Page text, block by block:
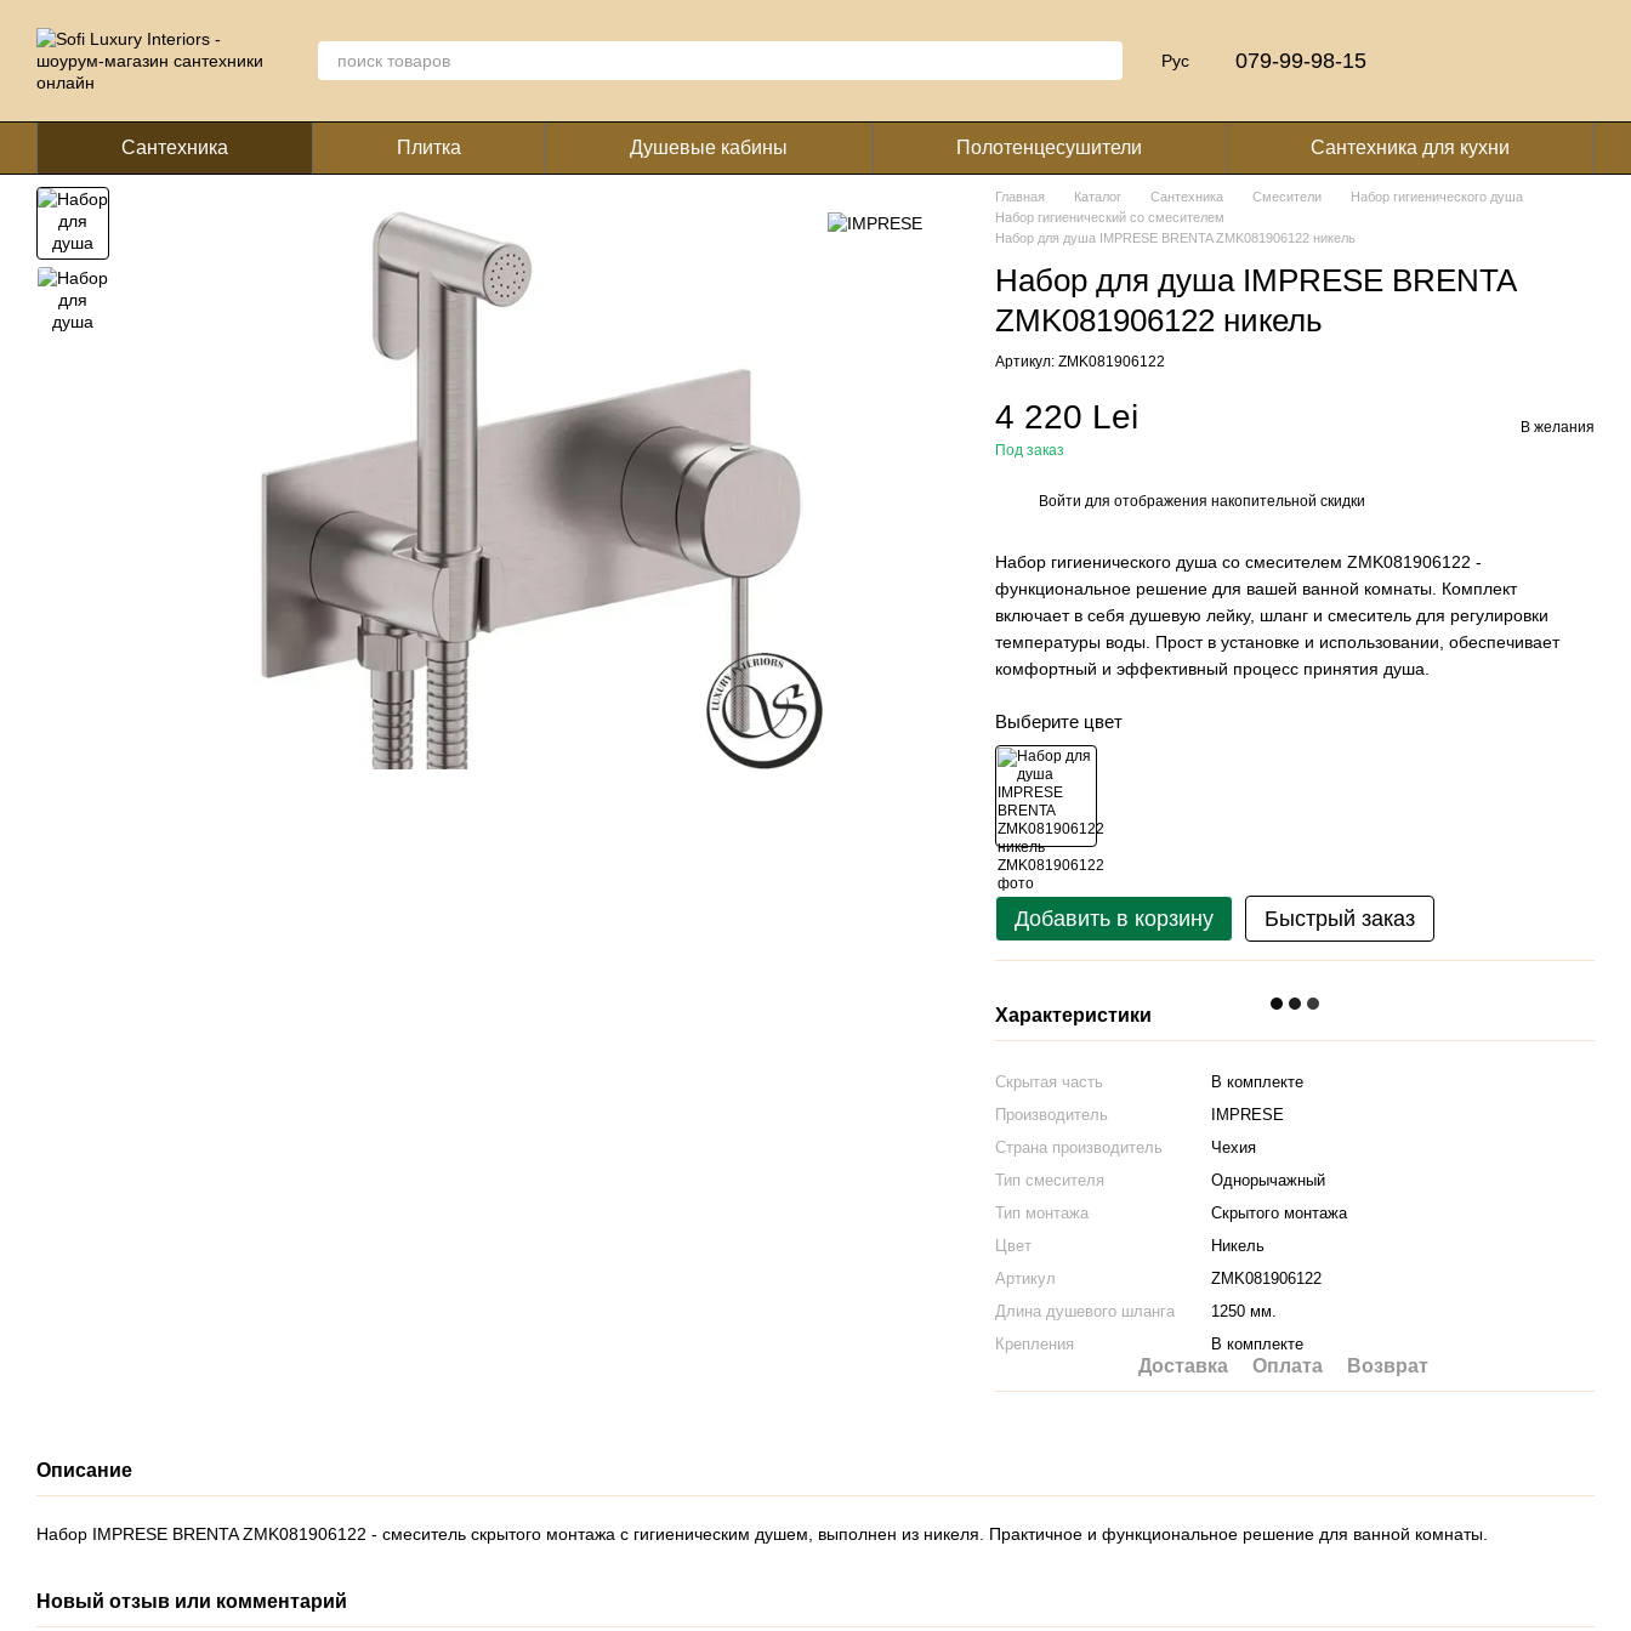
Рус 079-99-98-15
Сантехника Плитка Душевые кабины Полотенцесушители Сантехника для кухни
Главная Каталог Сантехника Смесители
Набор гигиенического душа
Набор гигиенический со смесителем
Набор для душа IMPRESE BRENTA ZMK081906122 никель
Набор для душа IMPRESE BRENTA
ZMK081906122 никель
Артикул: ZMK081906122
4 220 Lei
Под заказ
В желания
Войти для отображения накопительной скидки
Набор гигиенического душа со смесителем ZMK081906122 -
функциональное решение для вашей ванной комнаты. Комплект
включает в себя душевую лейку, шланг и смеситель для регулировки
температуры воды. Прост в установке и использовании, обеспечивает
комфортный и эффективный процесс принятия душа.
Выберите цвет
Добавить в корзину Быстрый заказ
Характеристики
Скрытая часть
В комплекте
Производитель
IMPRESE
Страна производитель
Чехия
Тип смесителя
Однорычажный
Тип монтажа
Скрытого монтажа
Цвет
Никель
Артикул
ZMK081906122
Длина душевого шланга
1250 мм.
Крепления
В комплекте
Доставка Оплата Возврат
Описание
Набор IMPRESE BRENTA ZMK081906122 - смеситель скрытого монтажа с гигиеническим душем, выполнен из никеля. Практичное и функциональное решение для ванной комнаты.
Новый отзыв или комментарий